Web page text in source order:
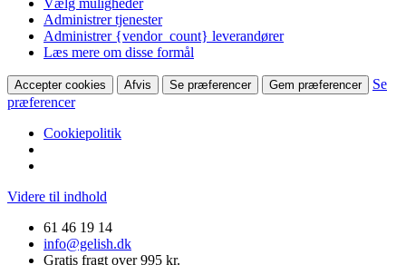
Vælg muligheder
Administrer tjenester
Administrer {vendor_count} leverandører
Læs mere om disse formål
Accepter cookies Afvis Se præferencer Gem præferencer
Se
præferencer
Cookiepolitik
Videre til indhold
61 46 19 14
info@gelish.dk
Gratis fragt over 995 kr.